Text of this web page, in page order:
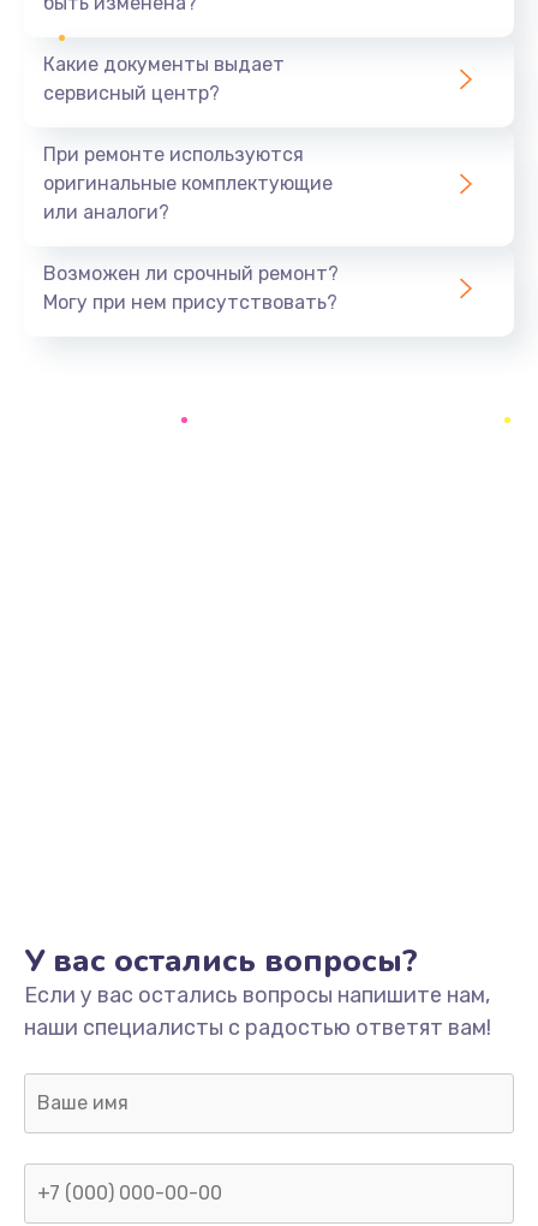
Замена системы охлаждения
Замена процессора
Заказать
Замена аккумулятора
620 руб.
Заказать
Замена клавиатуры
990 руб.
Какие документы выдает
сервисный центр?
При ремонте используются
оригинальные комплектующие
или аналоги?
Возможен ли срочный ремонт?
Могу при нем присутствовать?
У вас остались вопросы?
Если у вас остались вопросы напишите нам,
наши специалисты с радостью ответят вам!